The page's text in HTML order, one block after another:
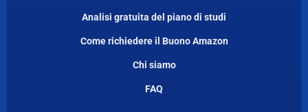
Analisi gratuita del piano di studi
Come richiedere il Buono Amazon
Chi siamo
FAQ